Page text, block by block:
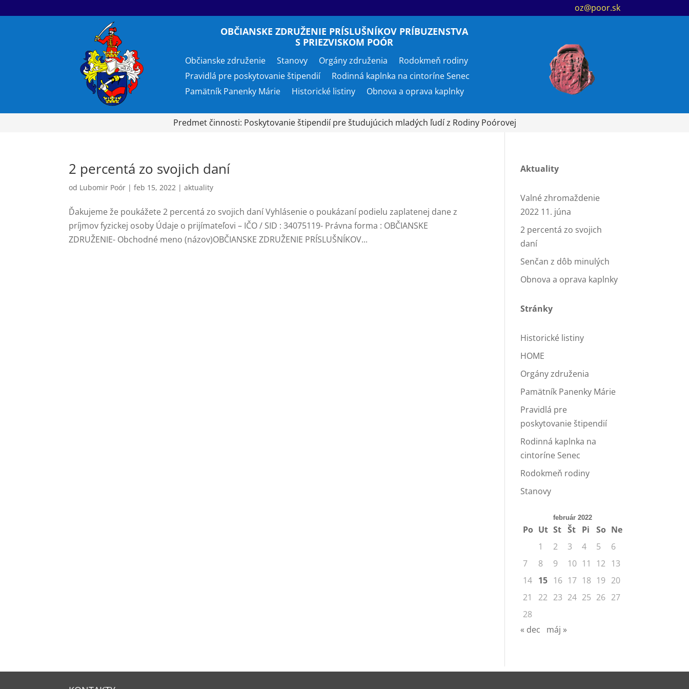
oz@poor.sk
OBČIANSKE ZDRUŽENIE PRÍSLUŠNÍKOV PRÍBUZENSTVA
S PRIEZVISKOM POÓR
Občianske združenie Stanovy Orgány združenia
Rodokmeň rodiny
Pravidlá pre poskytovanie štipendií
Rodinná kaplnka na cintoríne Senec
Pamätník Panenky Márie
Historické listiny Obnova a oprava kaplnky
Predmet činnosti: Poskytovanie štipendií pre študujúcich mladých ľudí z Rodiny Poórovej
2 percentá zo svojich daní
od Lubomir Poór |feb 15, 2022 |aktuality
Ďakujeme že poukážete 2 percentá zo svojich daní Vyhlásenie o poukázaní podielu zaplatenej dane z
príjmov fyzickej osoby Údaje o prijímateľovi – IČO / SID : 34075119- Právna forma : OBČIANSKE
ZDRUŽENIE- Obchodné meno (názov)OBČIANSKE ZDRUŽENIE PRÍSLUŠNÍKOV...
Aktuality
Valné zhromaždenie
2022 11. júna
2 percentá zo svojich
daní
Senčan z dôb minulých
Obnova a oprava kaplnky
Stránky
Historické listiny
HOME
Orgány združenia
Pamätník Panenky Márie
Pravidlá pre
poskytovanie štipendií
Rodinná kaplnka na
cintoríne Senec
Rodokmeň rodiny
Stanovy
február 2022
Po Ut St Št Pi So Ne
1
2 3 4 5
6
7
8 9 10 11 12 13
14 15 16 17 18 19 20
21
22 23 24 25 26 27
28
« dec
máj »